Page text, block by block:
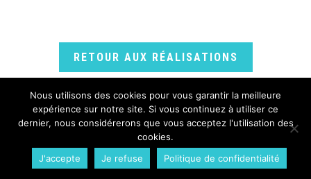
RETOUR AUX RÉALISATIONS
WPCréations 2026 © - Tous droits réservés.
Plan du site
Mentions légales Politique de confidentialité
Nous utilisons des cookies pour vous garantir la meilleure
expérience sur notre site. Si vous continuez à utiliser ce
dernier, nous considérerons que vous acceptez l'utilisation des
cookies.
J'accepte
Je refuse Politique de confidentialité